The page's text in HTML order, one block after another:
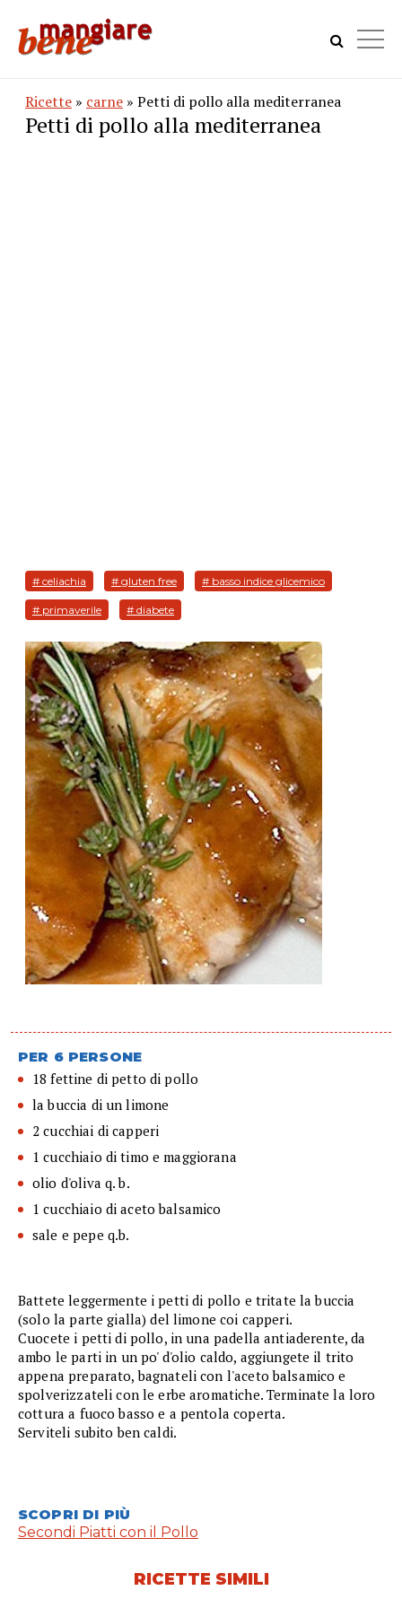
Ricette » carne » Petti di pollo alla mediterranea
Petti di pollo alla mediterranea
# celiachia # gluten free # basso indice glicemico
# primaverile # diabete
PER 6 PERSONE
18 fettine di petto di pollo
la buccia di un limone
2 cucchiai di capperi
1 cucchiaio di timo e maggiorana
olio d'oliva q. b.
1 cucchiaio di aceto balsamico
sale e pepe q.b.
Battete leggermente i petti di pollo e tritate la buccia
(solo la parte gialla) del limone coi capperi.
Cuocete i petti di pollo, in una padella antiaderente, da
ambo le parti in un po' d'olio caldo, aggiungete il trito
appena preparato, bagnateli con l'aceto balsamico e
spolverizzateli con le erbe aromatiche. Terminate la loro
cottura a fuoco basso e a pentola coperta.
Serviteli subito ben caldi.
SCOPRI DI PIÙ
Secondi Piatti con il Pollo
RICETTE SIMILI